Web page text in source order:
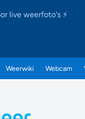
live weerfoto's ⚡
Weerwiki Webcam